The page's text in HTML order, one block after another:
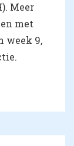
Meer
met
week 9,